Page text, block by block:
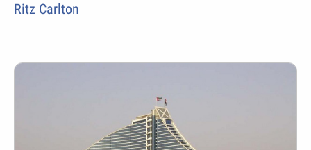
Ritz Carlton